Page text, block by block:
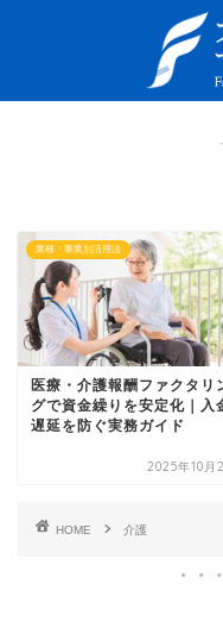
業種・事業別活用法
医療・介護報酬ファクタリ
グで資金繰りを安定化｜入
遅延を防ぐ実務ガイド
2025年10月
HOME 介護